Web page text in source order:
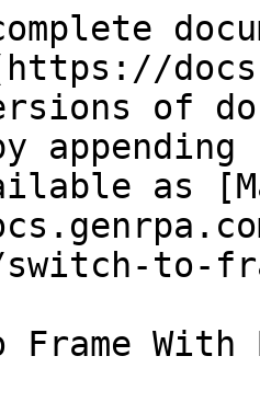
of
as
to-
Frame With